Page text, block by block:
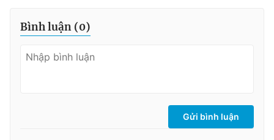
Bình luận (0)
Gửi bình luận